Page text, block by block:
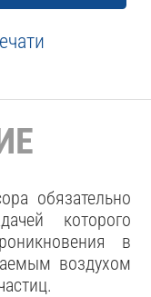
обязательно
которого
в
воздухом